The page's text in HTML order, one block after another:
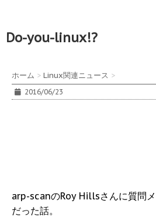
Do-you-linux!?
ホーム > Linux関連ニュース >
2016/06/23
arp-scanのRoy Hillsさんに質問
だった話。